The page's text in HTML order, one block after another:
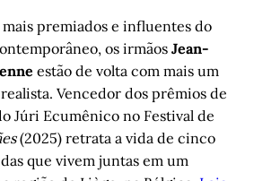
mais premiados e influentes do
os irmãosJean-
estão de volta com mais um
Vencedor dos prêmios de
Júri Ecumênico no Festival de
(2025) retrata a vida de cinco
que vivem juntas em um